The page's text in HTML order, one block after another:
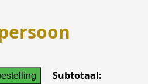
Subtotaal: